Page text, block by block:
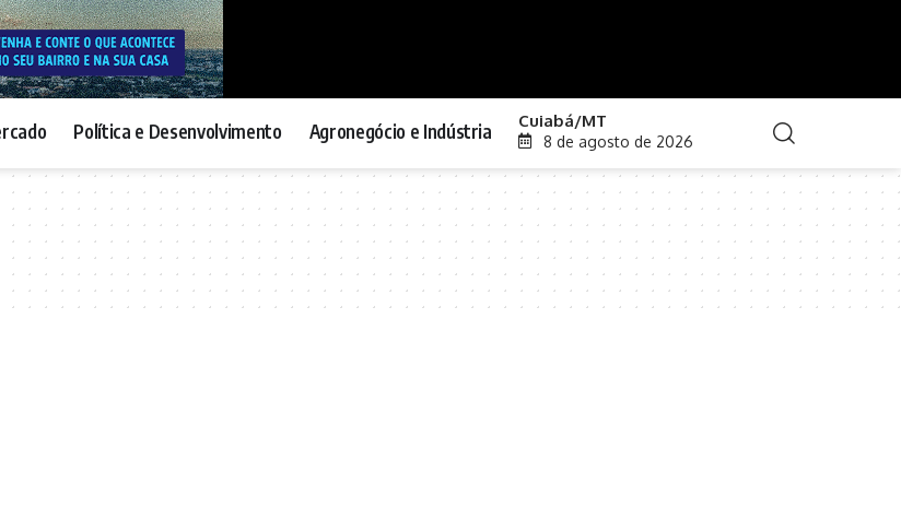
Política e Desenvolvimento Agronegócio e Indústria Cuiabá/MT
8 de agosto de 2026